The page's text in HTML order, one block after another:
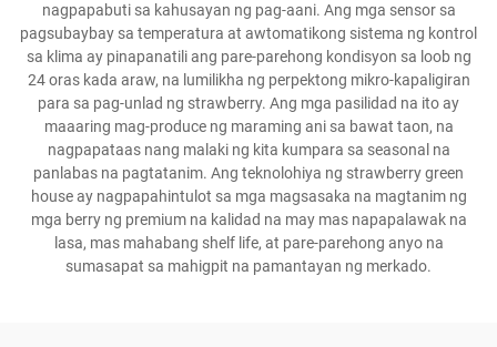
nagpapabuti sa kahusayan ng pag-aani. Ang mga sensor sa
pagsubaybay sa temperatura at awtomatikong sistema ng kontrol
sa klima ay pinapanatili ang pare-parehong kondisyon sa loob ng
24 oras kada araw, na lumilikha ng perpektong mikro-kapaligiran
para sa pag-unlad ng strawberry. Ang mga pasilidad na ito ay
maaaring mag-produce ng maraming ani sa bawat taon, na
nagpapataas nang malaki ng kita kumpara sa seasonal na
panlabas na pagtatanim. Ang teknolohiya ng strawberry green
house ay nagpapahintulot sa mga magsasaka na magtanim ng
mga berry ng premium na kalidad na may mas napapalawak na
lasa, mas mahabang shelf life, at pare-parehong anyo na
sumasapat sa mahigpit na pamantayan ng merkado.